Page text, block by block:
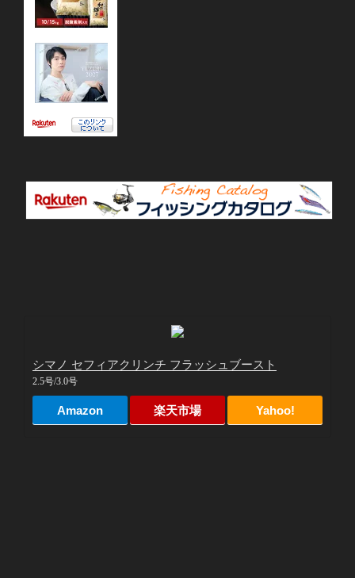
シマノ セフィアクリンチ フラッシュブースト
2.5号/3.0号
Amazon 楽天市場 Yahoo!